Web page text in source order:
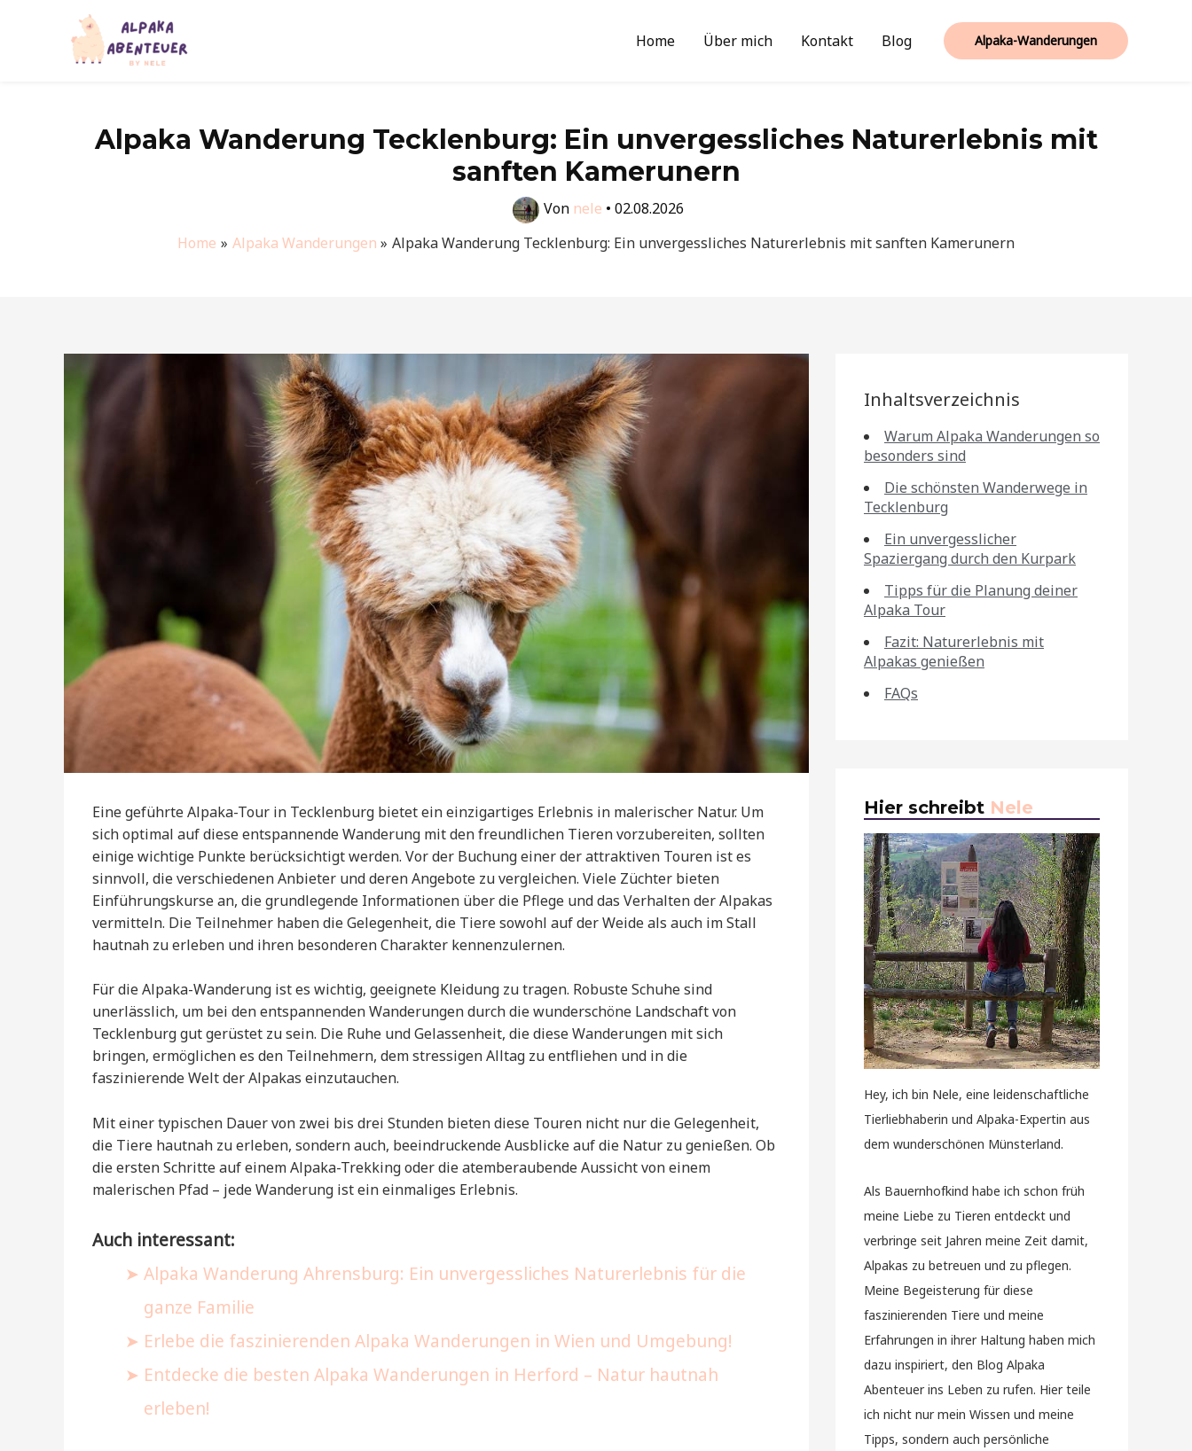
Home Über mich Kontakt Blog Alpaka-Wanderungen
Alpaka Wanderung Tecklenburg: Ein unvergessliches Naturerlebnis mit
sanften Kamerunern
Von nele • 02.08.2026
Home
Alpaka Wanderungen Alpaka Wanderung Tecklenburg: Ein unvergessliches Naturerlebnis mit sanften Kamerunern
Eine geführte Alpaka-Tour in Tecklenburg bietet ein einzigartiges Erlebnis in malerischer Natur. Um
sich optimal auf diese entspannende Wanderung mit den freundlichen Tieren vorzubereiten, sollten
einige wichtige Punkte berücksichtigt werden. Vor der Buchung einer der attraktiven Touren ist es
sinnvoll, die verschiedenen Anbieter und deren Angebote zu vergleichen. Viele Züchter bieten
Einführungskurse an, die grundlegende Informationen über die Pflege und das Verhalten der Alpakas
vermitteln. Die Teilnehmer haben die Gelegenheit, die Tiere sowohl auf der Weide als auch im Stall
hautnah zu erleben und ihren besonderen Charakter kennenzulernen.
Für die Alpaka-Wanderung ist es wichtig, geeignete Kleidung zu tragen. Robuste Schuhe sind
unerlässlich, um bei den entspannenden Wanderungen durch die wunderschöne Landschaft von
Tecklenburg gut gerüstet zu sein. Die Ruhe und Gelassenheit, die diese Wanderungen mit sich
bringen, ermöglichen es den Teilnehmern, dem stressigen Alltag zu entfliehen und in die
faszinierende Welt der Alpakas einzutauchen.
Mit einer typischen Dauer von zwei bis drei Stunden bieten diese Touren nicht nur die Gelegenheit,
die Tiere hautnah zu erleben, sondern auch, beeindruckende Ausblicke auf die Natur zu genießen. Ob
die ersten Schritte auf einem Alpaka-Trekking oder die atemberaubende Aussicht von einem
malerischen Pfad – jede Wanderung ist ein einmaliges Erlebnis.
Auch interessant:
Alpaka Wanderung Ahrensburg: Ein unvergessliches Naturerlebnis für die
ganze Familie
Erlebe die faszinierenden Alpaka Wanderungen in Wien und Umgebung!
Entdecke die besten Alpaka Wanderungen in Herford – Natur hautnah
erleben!
Inhaltsverzeichnis
Warum Alpaka Wanderungen so
besonders sind
Die schönsten Wanderwege in
Tecklenburg
Ein unvergesslicher
Spaziergang durch den Kurpark
Tipps für die Planung deiner
Alpaka Tour
Fazit: Naturerlebnis mit
Alpakas genießen
FAQs
Hier schreibt Nele
Hey, ich bin Nele, eine leidenschaftliche
Tierliebhaberin und Alpaka-Expertin aus
dem wunderschönen Münsterland.
Als Bauernhofkind habe ich schon früh
meine Liebe zu Tieren entdeckt und
verbringe seit Jahren meine Zeit damit,
Alpakas zu betreuen und zu pflegen.
Meine Begeisterung für diese
faszinierenden Tiere und meine
Erfahrungen in ihrer Haltung haben mich
dazu inspiriert, den Blog Alpaka
Abenteuer ins Leben zu rufen. Hier teile
ich nicht nur mein Wissen und meine
Tipps, sondern auch persönliche